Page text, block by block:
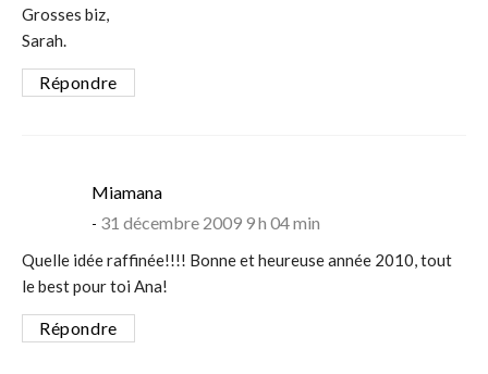
Grosses biz,
Sarah.
Répondre
Miamanasays:
31 décembre 2009 9 h 04 min
Quelle idée raffinée!!!! Bonne et heureuse année 2010, tout
le best pour toi Ana!
Répondre